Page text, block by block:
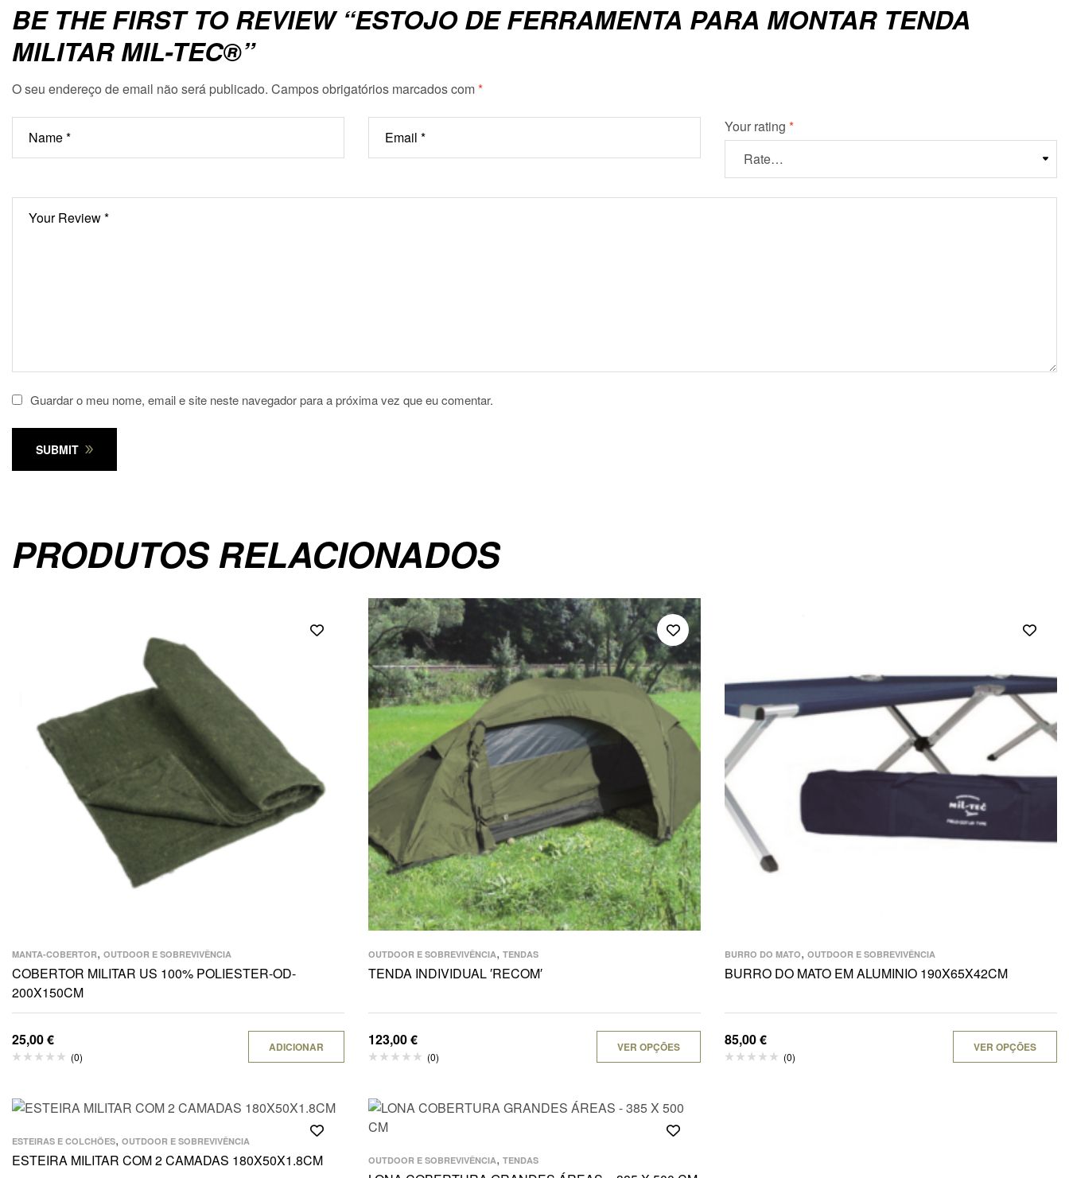
BE THE FIRST TO REVIEW “ESTOJO DE FERRAMENTA PARA MONTAR TENDA
MILITAR MIL-TEC®”
O seu endereço de email não será publicado. Campos obrigatórios marcados com*
Your rating *
Guardar o meu nome, email e site neste navegador para a próxima vez que eu comentar.
SUBMIT
PRODUTOS RELACIONADOS
MANTA-COBERTOR, OUTDOOR E SOBREVIVÊNCIA
COBERTOR MILITAR US 100% POLIESTER-OD-
200X150CM
25,00€
(0)
ADICIONAR
OUTDOOR E SOBREVIVÊNCIA, TENDAS
TENDA INDIVIDUAL ′RECOM′
123,00€
(0)
VER OPÇÕES
BURRO DO MATO, OUTDOOR E SOBREVIVÊNCIA
BURRO DO MATO EM ALUMINIO 190X65X42CM
85,00€
(0)
VER OPÇÕES
ESTEIRAS E COLCHÕES, OUTDOOR E SOBREVIVÊNCIA
ESTEIRA MILITAR COM 2 CAMADAS 180X50X1.8CM OUTDOOR E SOBREVIVÊNCIA, TENDAS